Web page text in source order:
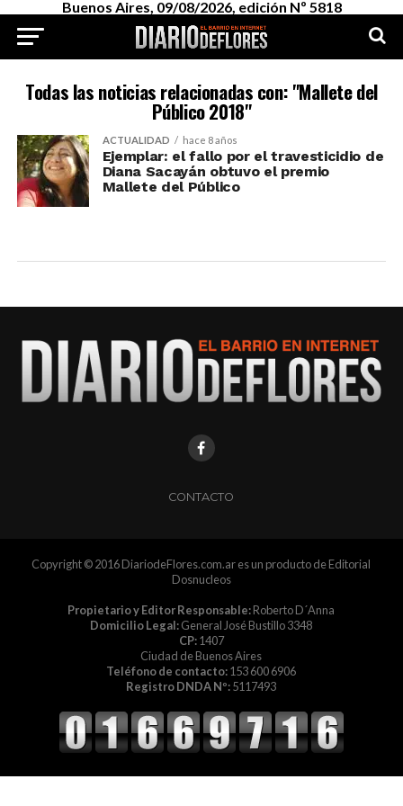
Buenos Aires, 09/08/2026, edición Nº 5818
Todas las noticias relacionadas con: "Mallete del
Público 2018"
ACTUALIDAD hace 8 años
Ejemplar: el fallo por el travesticidio de
Diana Sacayán obtuvo el premio
Mallete del Público
CONTACTO
Copyright © 2016 DiariodeFlores.com.ar es un producto de Editorial
Dosnucleos
Propietario y Editor Responsable:Roberto D´Anna
Domicilio Legal:General José Bustillo 3348
CP:1407
Ciudad de Buenos Aires
Teléfono de contacto:153 600 6906
Registro DNDA Nº:5117493